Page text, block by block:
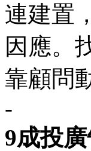
連建置
因應。
靠顧問
-
9成投